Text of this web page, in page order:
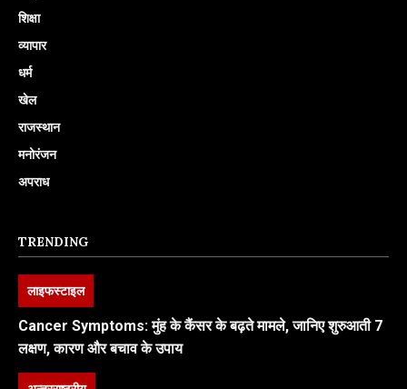
शिक्षा
व्यापार
धर्म
खेल
राजस्थान
मनोरंजन
अपराध
TRENDING
लाइफस्टाइल
Cancer Symptoms: मुंह के कैंसर के बढ़ते मामले, जानिए शुरुआती 7
लक्षण, कारण और बचाव के उपाय